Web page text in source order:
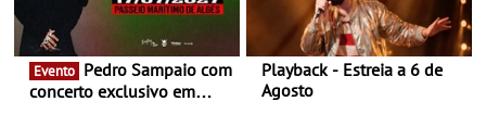
Evento
concerto exclusivo em
Playback - Estreia a 6 de
Agosto